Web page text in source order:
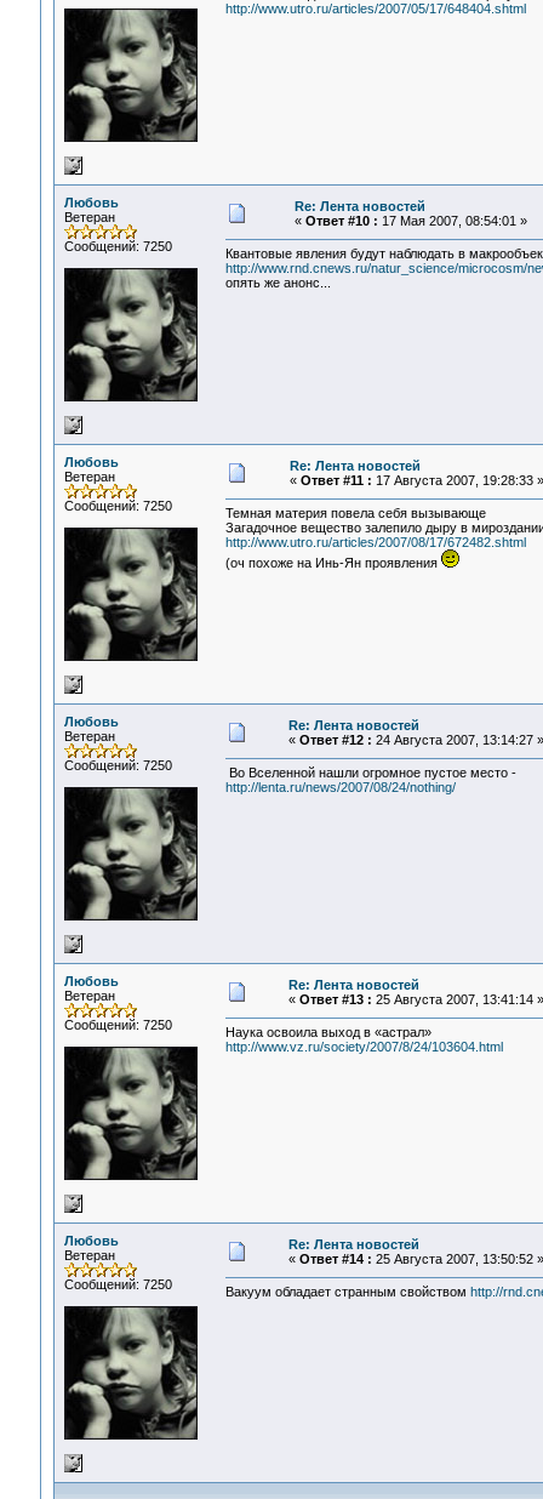
http://www.utro.ru/articles/2007/05/17/648404.shtml
Любовь
Ветеран
Сообщений: 7250
Re: Лента новостей
« Ответ #10 : 17 Мая 2007, 08:54:01 »
Квантовые явления будут наблюдать в
http://www.rnd.cnews.ru/natur_science/microcosm/
опять же анонс...
Любовь
Ветеран
Сообщений: 7250
Re: Лента новостей
« Ответ #11 : 17 Августа 2007, 19:28:33 »
Темная материя повела себя вызывающе
Загадочное вещество залепило дыру в
http://www.utro.ru/articles/2007/08/17/672482.shtml
(оч похоже на Инь-Ян проявления
Любовь
Ветеран
Сообщений: 7250
Re: Лента новостей
« Ответ #12 : 24 Августа 2007, 13:14:27 »
Во Вселенной нашли огромное пустое место -
http://lenta.ru/news/2007/08/24/nothing/
Любовь
Ветеран
Сообщений: 7250
Re: Лента новостей
« Ответ #13 : 25 Августа 2007, 13:41:14 »
Наука освоила выход в «астрал»
http://www.vz.ru/society/2007/8/24/103604.html
Любовь
Ветеран
Сообщений: 7250
Re: Лента новостей
« Ответ #14 : 25 Августа 2007, 13:50:52 »
Вакуум обладает странным свойством http://